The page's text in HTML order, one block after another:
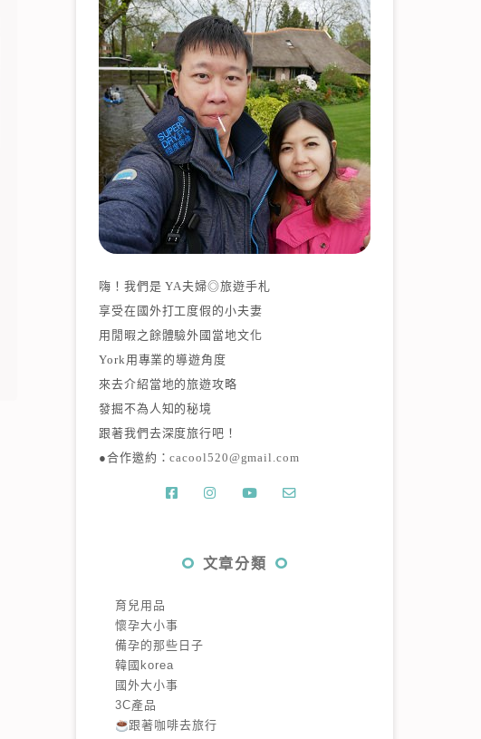
嗨！我們是 YA夫婦◎旅遊手札
享受在國外打工度假的小夫妻
用閒暇之餘體驗外國當地文化
York用專業的導遊角度
來去介紹當地的旅遊攻略
發掘不為人知的秘境
跟著我們去深度旅行吧！
●合作邀約：cacool520@gmail.com
文章分類
育兒用品
懷孕大小事
備孕的那些日子
韓國korea
國外大小事
3C產品
跟著咖啡去旅行